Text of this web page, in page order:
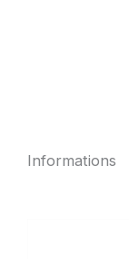
Informations